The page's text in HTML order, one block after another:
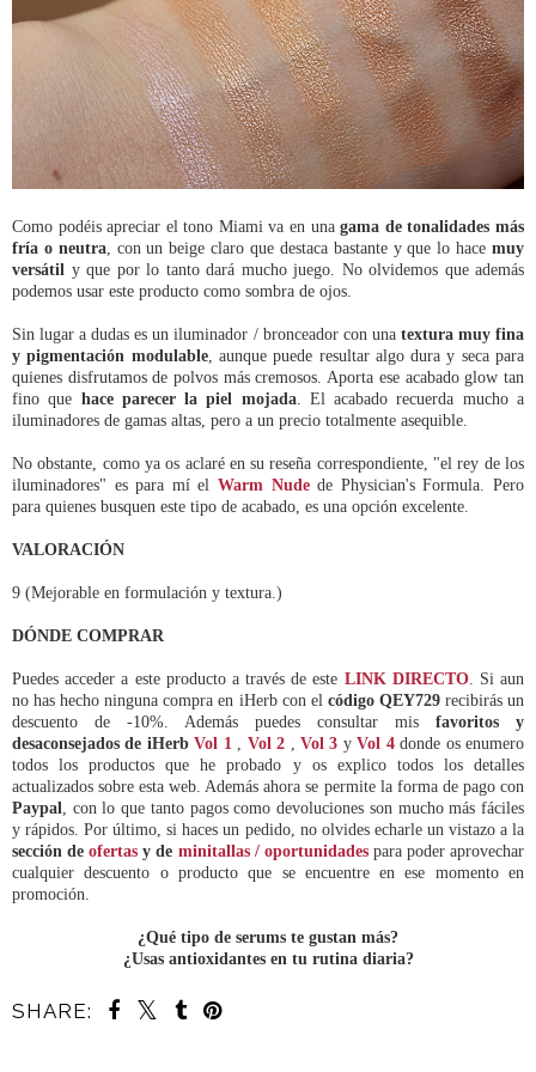
Como podéis apreciar el tono Miami va en unagama de tonalidades más
fría o neutra, con un beige claro que destaca bastante y que lo hace muy
versátil y que por lo tanto dará mucho juego. No olvidemos que además
podemos usar este producto como sombra de ojos.
Sin lugar a dudas es un iluminador / bronceador con una textura muy fina
y pigmentación modulable, aunque puede resultar algo dura y seca para
quienes disfrutamos de polvos más cremosos. Aporta ese acabado glow tan
fino que hace parecer la piel mojada. El acabado recuerda mucho a
iluminadores de gamas altas, pero a un precio totalmente asequible.
No obstante, como ya os aclaré en su reseña correspondiente, "el rey de los
iluminadores" es para mí el Warm Nudede Physician's Formula. Pero
para quienes busquen este tipo de acabado, es una opción excelente.
VALORACIÓN
9 (Mejorable en formulación y textura.)
DÓNDE COMPRAR
Puedes acceder a este producto a través de este LINK DIRECTO. Si aun
no has hecho ninguna compra en iHerb con el código QEY729recibirás un
descuento de -10%. Además puedes consultar mis favoritos y
desaconsejados de iHerb Vol 1 Vol 2 Vol 3 yVol 4donde os enumero
todos los productos que he probado y os explico todos los detalles
actualizados sobre esta web. Además ahora se permite la forma de pago con
Paypal , con lo que tanto pagos como devoluciones son mucho más fáciles
y rápidos.Por último, si haces un pedido, no olvides echarle un vistazo a la
sección deofertas y de minitallas / oportunidadespara poder aprovechar
cualquier descuento o producto que se encuentre en ese momento en
promoción.
¿Qué tipo de serums te gustan más?
¿Usas antioxidantes en tu rutina diaria?
SHARE: